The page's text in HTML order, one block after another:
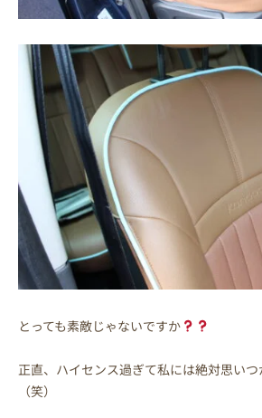
とっても素敵じゃないですか
正直、ハイセンス過ぎて私には絶対思い
（笑）